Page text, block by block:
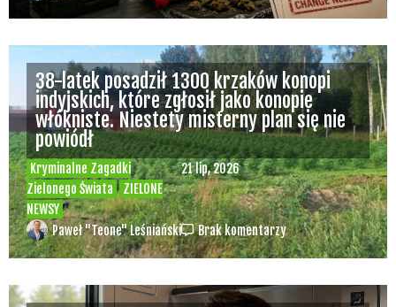
Kryminalne Zagadki
Zielonego Świata
ZIELONE
NEWSY
21 lip, 2026
38-latek posadził 1300 krzaków konopi
indyjskich, które zgłosił jako konopie
włókniste. Niestety misterny plan się nie
powiódł
Paweł "Teone" Leśniański Brak komentarzy